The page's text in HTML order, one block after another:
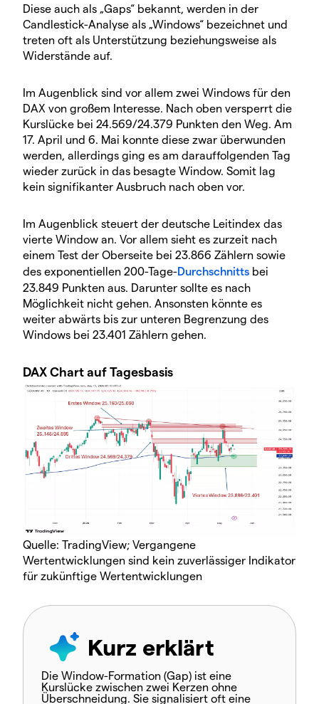
Diese auch als „Gaps“ bekannt, werden in der
Candlestick-Analyse als „Windows“ bezeichnet und
treten oft als Unterstützung beziehungsweise als
Widerstände auf.
Im Augenblick sind vor allem zwei Windows für den
DAX von großem Interesse. Nach oben versperrt die
Kurslücke bei 24.569/24.379 Punkten den Weg. Am
17. April und 6. Mai konnte diese zwar überwunden
werden, allerdings ging es am darauffolgenden Tag
wieder zurück in das besagte Window. Somit lag
kein signifikanter Ausbruch nach oben vor.
Im Augenblick steuert der deutsche Leitindex das
vierte Window an. Vor allem sieht es zurzeit nach
einem Test der Oberseite bei 23.866 Zählern sowie
des exponentiellen 200-Tage-Durchschnitts bei
23.849 Punkten aus. Darunter sollte es nach
Möglichkeit nicht gehen. Ansonsten könnte es
weiter abwärts bis zur unteren Begrenzung des
Windows bei 23.401 Zählern gehen.
DAX Chart auf Tagesbasis
Quelle: TradingView; Vergangene
Wertentwicklungen sind kein zuverlässiger Indikator
für zukünftige Wertentwicklungen
Kurz erklärt
Die Window-Formation (Gap) ist eine
Kurslücke zwischen zwei Kerzen ohne
Überschneidung. Sie signalisiert oft eine